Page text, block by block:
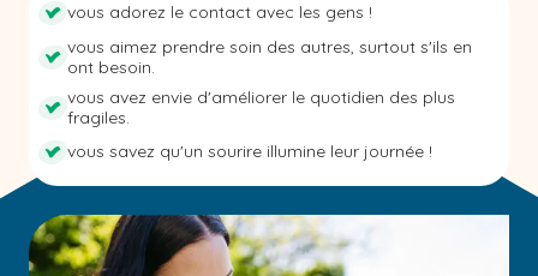
vous adorez le contact avec les gens !
vous aimez prendre soin des autres, surtout s'ils en
ont besoin.
vous avez envie d'améliorer le quotidien des plus
fragiles.
vous savez qu'un sourire illumine leur journée !